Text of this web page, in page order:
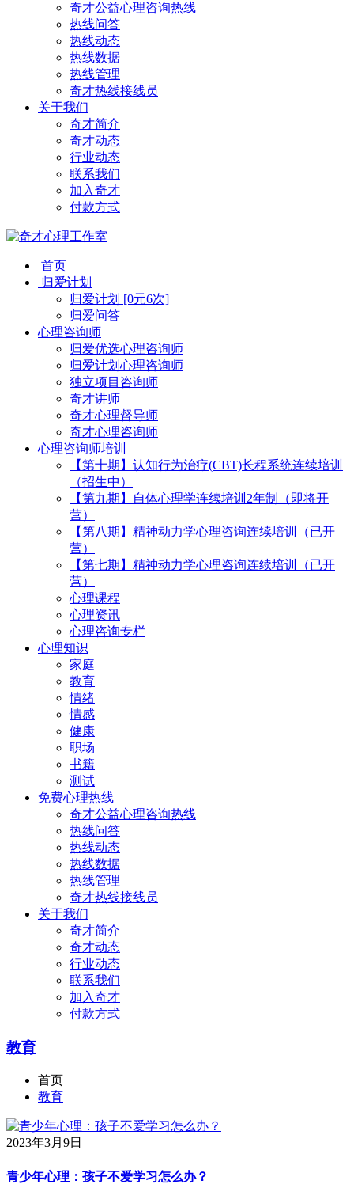
奇才公益心理咨询热线
热线问答
热线动态
热线数据
热线管理
奇才热线接线员
关于我们
奇才简介
奇才动态
行业动态
联系我们
加入奇才
付款方式
首页
归爱计划
归爱计划 [0元6次]
归爱问答
心理咨询师
归爱优选心理咨询师
归爱计划心理咨询师
独立项目咨询师
奇才讲师
奇才心理督导师
奇才心理咨询师
心理咨询师培训
【第十期】认知行为治疗(CBT)长程系统连续培训
（招生中）
【第九期】自体心理学连续培训2年制（即将开
营）
【第八期】精神动力学心理咨询连续培训（已开
营）
【第七期】精神动力学心理咨询连续培训（已开
营）
心理课程
心理资讯
心理咨询专栏
心理知识
家庭
教育
情绪
情感
健康
职场
书籍
测试
免费心理热线
奇才公益心理咨询热线
热线问答
热线动态
热线数据
热线管理
奇才热线接线员
关于我们
奇才简介
奇才动态
行业动态
联系我们
加入奇才
付款方式
教育
首页
教育
2023年3月9日
青少年心理：孩子不爱学习怎么办？